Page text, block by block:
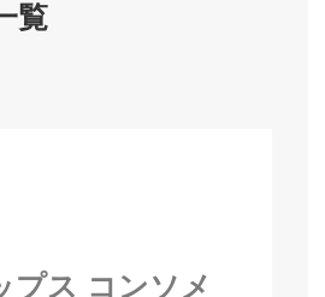
覧
プス コンソメ